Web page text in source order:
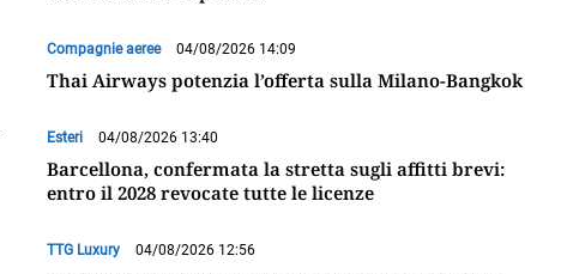
Compagnie aeree 04/08/2026 14:09
Thai Airways potenzia l’offerta sulla Milano-Bangkok
Esteri 04/08/2026 13:40
Barcellona, confermata la stretta sugli affitti brevi:
entro il 2028 revocate tutte le licenze
TTG Luxury 04/08/2026 12:56